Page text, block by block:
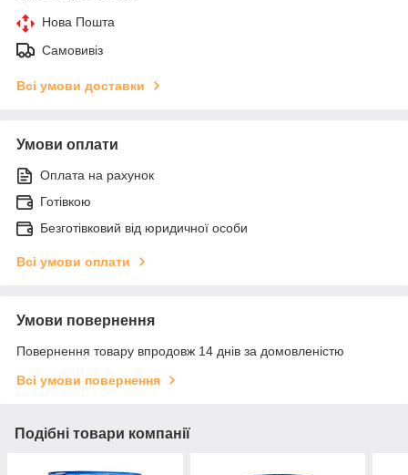
Нова Пошта
Самовивіз
Всі умови доставки
Умови оплати
Оплата на рахунок
Готівкою
Безготівковий від юридичної особи
Всі умови оплати
Умови повернення
Повернення товару впродовж 14 днів за домовленістю
Всі умови повернення
Подібні товари компанії